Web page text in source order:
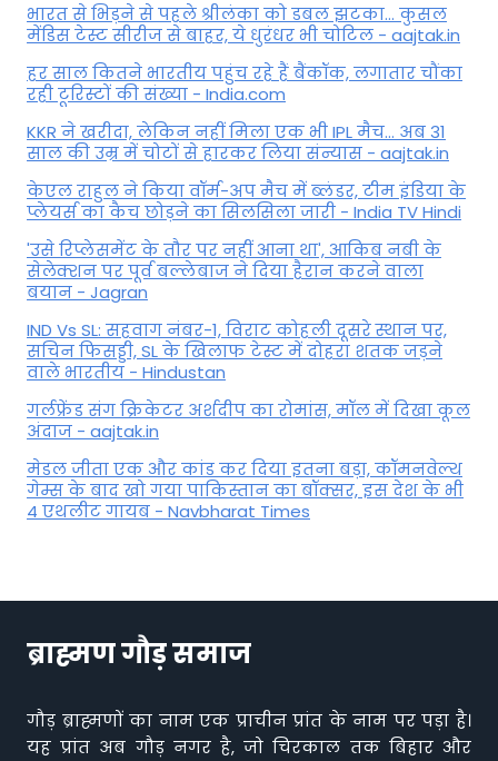
भारत से भिड़ने से पहले श्रीलंका को डबल झटका... कुसल
मेंडिस टेस्ट सीरीज से बाहर, ये धुरंधर भी चोटिल - aajtak.in
हर साल कितने भारतीय पहुंच रहे हैं बैंकॉक, लगातार चौंका
रही टूरिस्टों की संख्या - India.com
KKR ने खरीदा, लेकिन नहीं मिला एक भी IPL मैच... अब 31
साल की उम्र में चोटों से हारकर लिया संन्यास - aajtak.in
केएल राहुल ने किया वॉर्म-अप मैच में ब्लंडर, टीम इंडिया के
प्लेयर्स का कैच छोड़ने का सिलसिला जारी - India TV Hindi
'उसे रिप्लेसमेंट के तौर पर नहीं आना था', आकिब नबी के
सेलेक्शन पर पूर्व बल्लेबाज ने दिया हैरान करने वाला
बयान - Jagran
IND Vs SL: सहवाग नंबर-1, विराट कोहली दूसरे स्थान पर,
सचिन फिसड्डी, SL के खिलाफ टेस्ट में दोहरा शतक जड़ने
वाले भारतीय - Hindustan
गर्लफ्रेंड संग क्रिकेटर अर्शदीप का रोमांस, मॉल में द‍िखा कूल
अंदाज - aajtak.in
मेडल जीता एक और कांड कर दिया इतना बड़ा, कॉमनवेल्थ
गेम्स के बाद खो गया पाकिस्तान का बॉक्सर, इस देश के भी
4 एथलीट गायब - Navbharat Times
ब्राह्मण गौड़ समाज
गौड़ ब्राह्मणों का नाम एक प्राचीन प्रांत के नाम पर पड़ा है।
यह प्रांत अब गौड़ नगर है, जो चिरकाल तक बिहार और